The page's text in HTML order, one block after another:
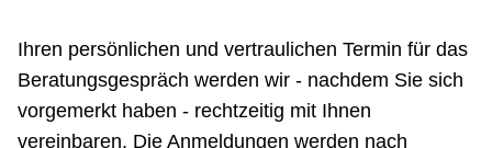
Ihren persönlichen und vertraulichen Termin für das
Beratungsgespräch werden wir - nachdem Sie sich
vorgemerkt haben - rechtzeitig mit Ihnen
vereinbaren. Die Anmeldungen werden nach